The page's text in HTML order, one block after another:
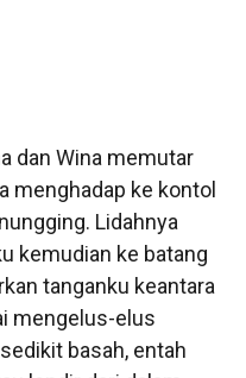
dan Wina memutar
menghadap ke kontol
Lidahnya
kemudian ke batang
tanganku keantara
mengelus-elus
basah, entah